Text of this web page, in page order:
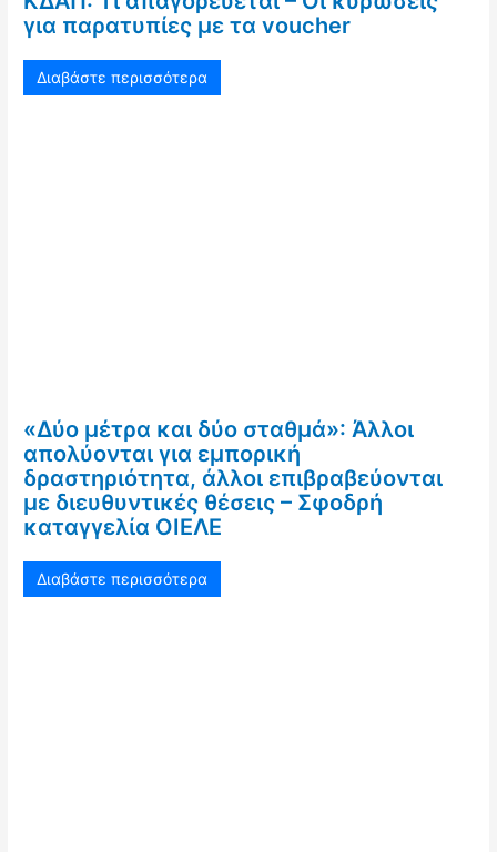
για παρατυπίες με τα voucher
Διαβάστε περισσότερα
«Δύο μέτρα και δύο σταθμά»: Άλλοι
απολύονται για εμπορική
δραστηριότητα, άλλοι επιβραβεύονται
με διευθυντικές θέσεις – Σφοδρή
καταγγελία ΟΙΕΛΕ
Διαβάστε περισσότερα